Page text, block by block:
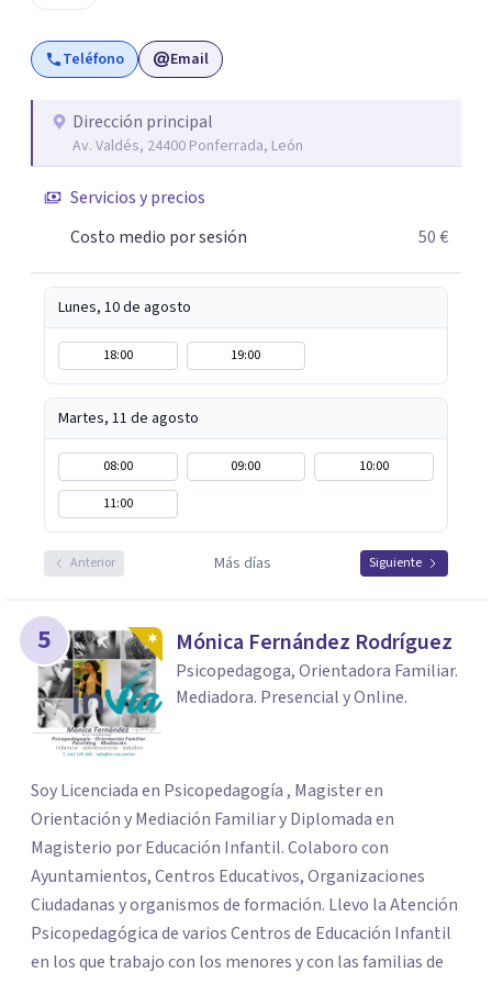
Teléfono Email
Dirección principal
Av. Valdés, 24400 Ponferrada, León
Servicios y precios
Costo medio por sesión
50 €
Lunes, 10 de agosto
18:00 19:00
Martes, 11 de agosto
08:00 09:00
10:00
11:00
Anterior Más días Siguiente
5 Mónica Fernández Rodríguez
Psicopedagoga, Orientadora Familiar.
Mediadora. Presencial y Online.
Soy Licenciada en Psicopedagogía , Magister en
Orientación y Mediación Familiar y Diplomada en
Magisterio por Educación Infantil. Colaboro con
Ayuntamientos, Centros Educativos, Organizaciones
Ciudadanas y organismos de formación. Llevo la Atención
Psicopedagógica de varios Centros de Educación Infantil
en los que trabajo con los menores y con las familias de